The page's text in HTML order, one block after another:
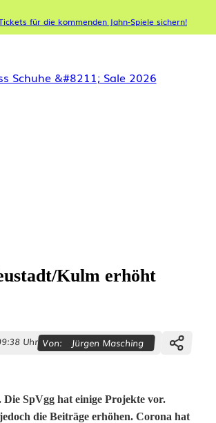
Kulm erhöht
Uhr Von: Jürgen Masching
SpVgg hat einige Projekte vor.
die Beiträge erhöhen. Corona hat